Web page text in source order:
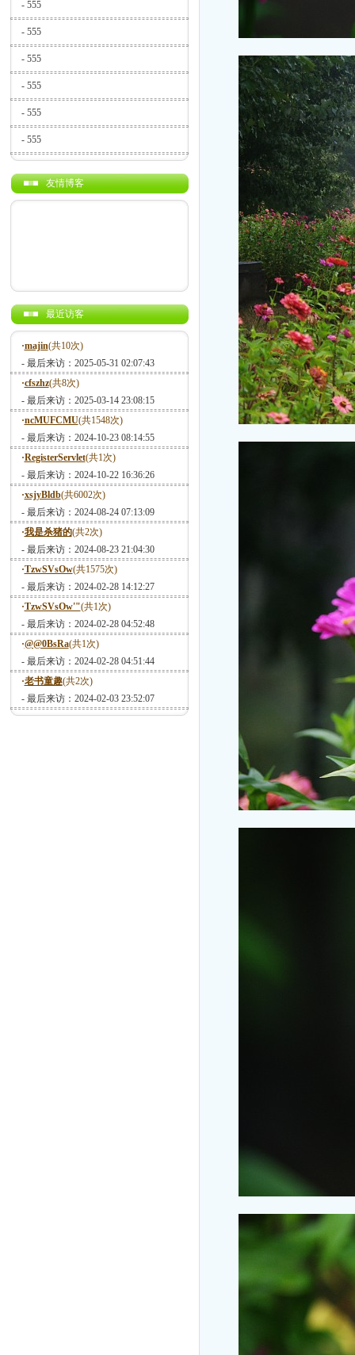
- 555
- 555
- 555
- 555
- 555
- 555
友情博客
最近访客
·majin(共10次)
- 最后来访：2025-05-31 02:07:43
·cfszhz(共8次)
- 最后来访：2025-03-14 23:08:15
·ncMUFCMU(共1548次)
- 最后来访：2024-10-23 08:14:55
·RegisterServlet(共1次)
- 最后来访：2024-10-22 16:36:26
·xsjyBldb(共6002次)
- 最后来访：2024-08-24 07:13:09
·我是杀猪的(共2次)
- 最后来访：2024-08-23 21:04:30
·TzwSVsOw(共1575次)
- 最后来访：2024-02-28 14:12:27
·TzwSVsOw'"(共1次)
- 最后来访：2024-02-28 04:52:48
·@@0BsRa(共1次)
- 最后来访：2024-02-28 04:51:44
·老书童趣(共2次)
- 最后来访：2024-02-03 23:52:07